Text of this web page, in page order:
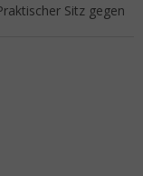
Sitz gegen